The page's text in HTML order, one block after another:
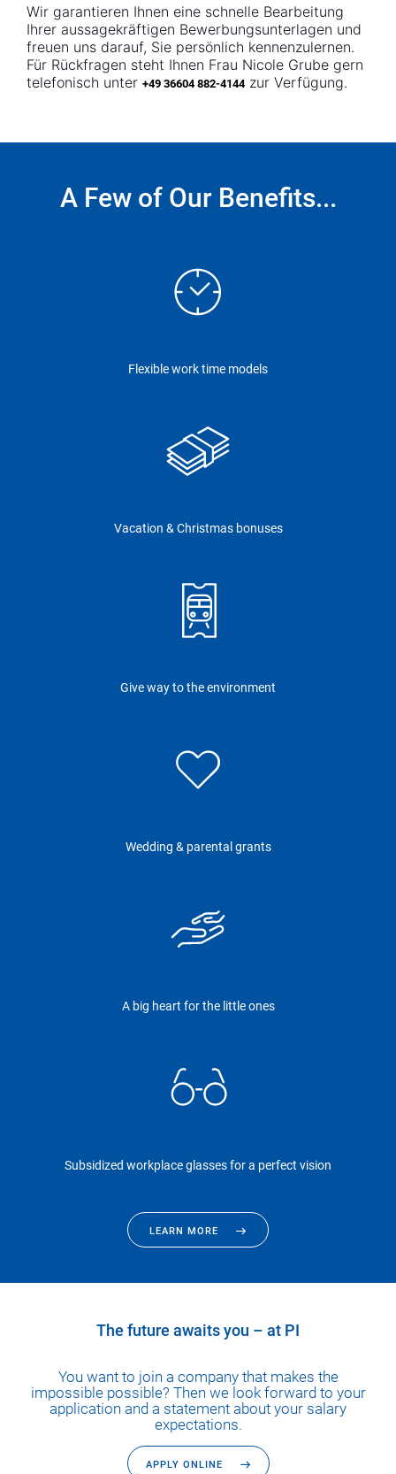
Wir garantieren Ihnen eine schnelle Bearbeitung
Ihrer aussagekräftigen Bewerbungsunterlagen und
freuen uns darauf, Sie persönlich kennenzulernen.
Für Rückfragen steht Ihnen Frau Nicole Grube gern
telefonisch unter +49 36604 882-4144 zur Verfügung.
A Few of Our Benefits...
Flexible work time models
Vacation & Christmas bonuses
Give way to the environment
Wedding & parental grants
A big heart for the little ones
Subsidized workplace glasses for a perfect vision
LEARN MORE
The future awaits you – at PI
You want to join a company that makes the
impossible possible? Then we look forward to your
application and a statement about your salary
expectations.
APPLY ONLINE